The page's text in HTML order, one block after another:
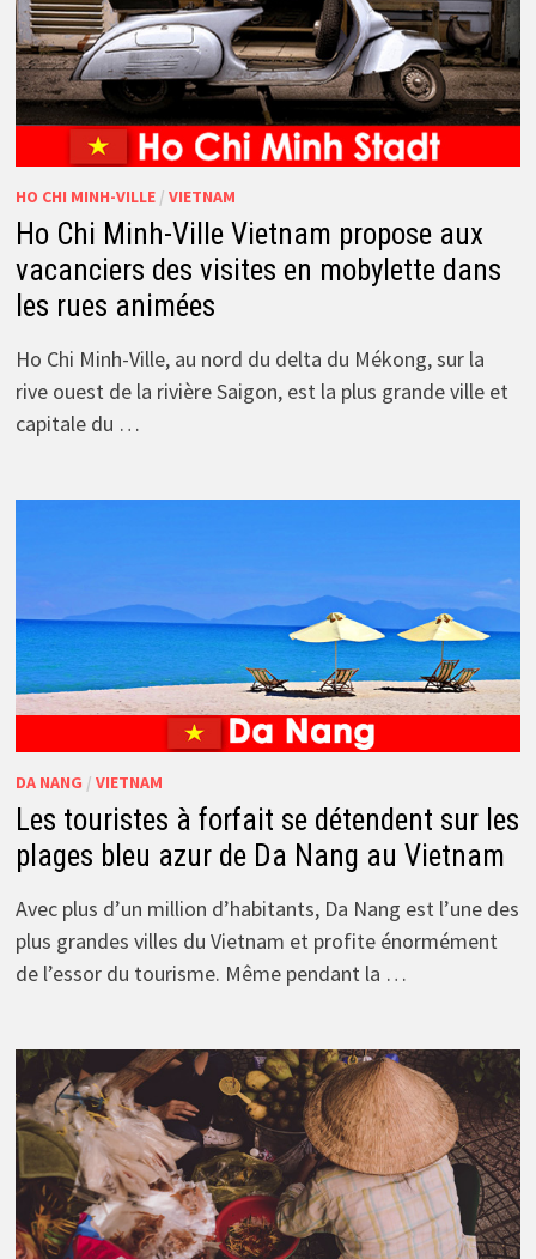
HO CHI MINH-VILLE/ VIETNAM
Ho Chi Minh-Ville Vietnam propose aux
vacanciers des visites en mobylette dans
les rues animées
Ho Chi Minh-Ville, au nord du delta du Mékong, sur la
rive ouest de la rivière Saigon, est la plus grande ville et
capitale du …
DA NANG / VIETNAM
Les touristes à forfait se détendent sur les
plages bleu azur de Da Nang au Vietnam
Avec plus d’un million d’habitants, Da Nang est l’une des
plus grandes villes du Vietnam et profite énormément
de l’essor du tourisme. Même pendant la …